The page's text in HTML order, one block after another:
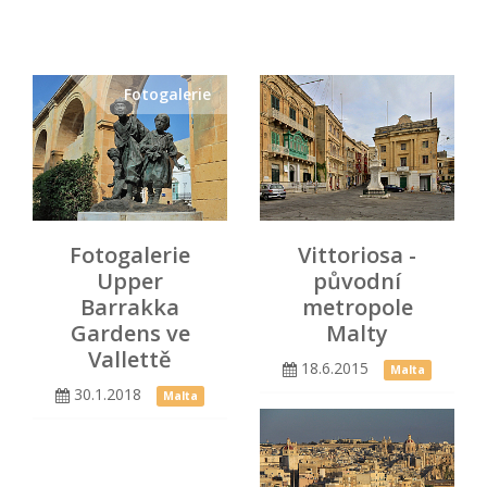
Fotogalerie
Fotogalerie
Upper
Barrakka
Gardens ve
Vallettě
30.1.2018 Malta
Vittoriosa -
původní
metropole
Malty
18.6.2015 Malta